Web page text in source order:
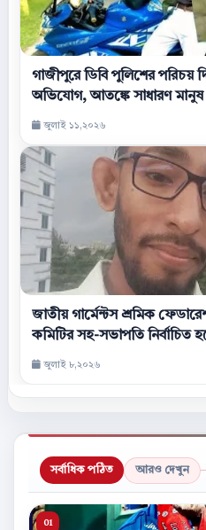
গাজীপুরে ডিবি পুলিশের পরিচয়
অভিযোগ, আতঙ্কে সাধারণ মানুষ
জুলাই ১১,২০২৬
জাতীয় গার্মেন্টস শ্রমিক
কমিটির সহ-সভাপতি নির্বাচিত
জুলাই ৮,২০২৬
সর্বাধিক পঠিত আরও দেখুন